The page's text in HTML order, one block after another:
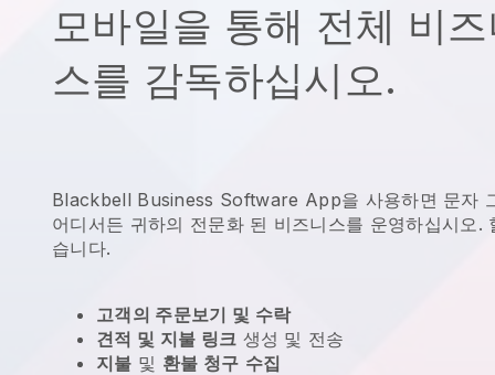
모바일을 통해 전체 비즈
스를 감독하십시오.
Blackbell Business Software App을 사용하면 문자
어디서든 귀하의 전문화 된 비즈니스를 운영하십시오.
습니다.
고객의 주문보기 및 수락
견적 및 지불 링크 생성 및 전송
지불 및 환불 청구 수집